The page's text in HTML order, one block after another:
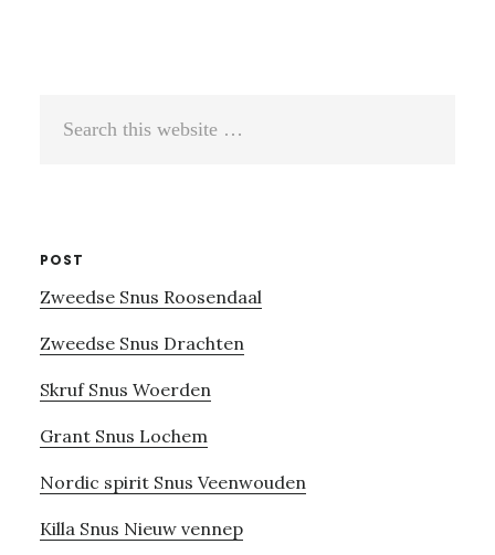
POST
Zweedse Snus Roosendaal
Zweedse Snus Drachten
Skruf Snus Woerden
Grant Snus Lochem
Nordic spirit Snus Veenwouden
Killa Snus Nieuw vennep